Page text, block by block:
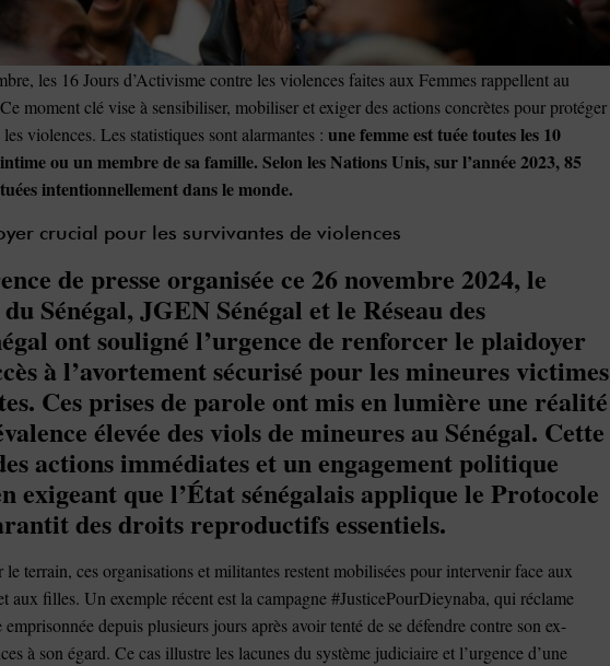
les 16 Jours d’Activisme contre les violences faites aux Femmes rappellent au
moment clé vise à sensibiliser, mobiliser et exiger des actions concrètes pour protéger
violences. Les statistiques sont alarmantes : une femme est tuée toutes les 10
ou un membre de sa famille. Selon les Nations Unis, sur l’année 2023, 85
intentionnellement dans le monde.
crucial pour les survivantes de violences
de presse organisée ce 26 novembre 2024, le
Sénégal, JGEN Sénégal et le Réseau des
ont souligné l’urgence de renforcer le plaidoyer
à l’avortement sécurisé pour les mineures victimes
Ces prises de parole ont mis en lumière une réalité
élevée des viols de mineures au Sénégal. Cette
actions immédiates et un engagement politique
exigeant que l’État sénégalais applique le Protocole
des droits reproductifs essentiels.
le terrain, ces organisations et militantes restent mobilisées pour intervenir face aux
aux filles. Un exemple récent est la campagne #JusticePourDieynaba, qui réclame
depuis plusieurs jours après avoir tenté de se défendre contre son ex-
à son égard. Ce cas illustre les lacunes du système judiciaire et l’urgence d’une